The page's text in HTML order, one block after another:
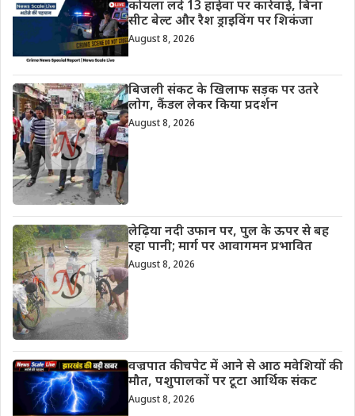
कोयला लदे 13 हाईवा पर कार्रवाई, बिना
सीट बेल्ट और रैश ड्राइविंग पर शिकंजा
August 8, 2026
बिजली संकट के खिलाफ सड़क पर उतरे
लोग, कैंडल लेकर किया प्रदर्शन
August 8, 2026
लेढ़िया नदी उफान पर, पुल के ऊपर से बह
रहा पानी; मार्ग पर आवागमन प्रभावित
August 8, 2026
वज्रपात की चपेट में आने से आठ मवेशियों की
मौत, पशुपालकों पर टूटा आर्थिक संकट
August 8, 2026